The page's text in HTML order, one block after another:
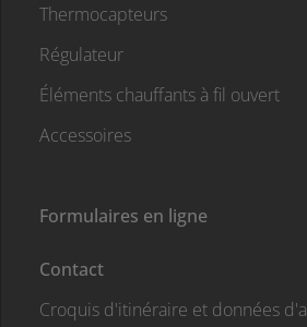
Thermocapteurs
Régulateur
Éléments chauffants à fil ouvert
Accessoires
Formulaires en ligne
Contact
Croquis d'itinéraire et données